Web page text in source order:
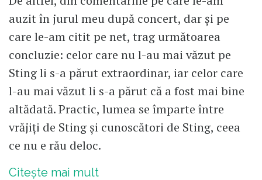
auzit în jurul meu după concert, dar și pe
care le-am citit pe net, trag următoarea
concluzie: celor care nu l-au mai văzut pe
Sting li s-a părut extraordinar, iar celor care
l-au mai văzut li s-a părut că a fost mai bine
altădată. Practic, lumea se împarte între
vrăjiți de Sting și cunoscători de Sting, ceea
ce nu e rău deloc.
Citește mai mult